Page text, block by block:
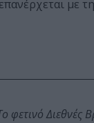
με
φετινό